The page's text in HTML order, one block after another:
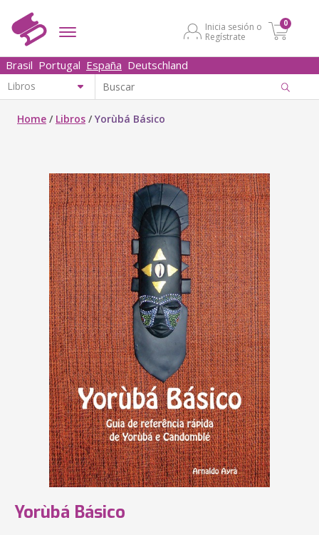
Inicia sesión o
Regístrate
0
Brasil Portugal España Deutschland
Home / Libros /Yorùbá Básico
Yorùbá Básico